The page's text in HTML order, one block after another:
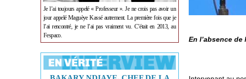
Je l’ai toujours appelé « Professeur ». Je ne crois pas avoir un
jour appelé Maguèye Kassé autrement. La première fois que je
l’ai rencontré, je ne l’ai pas vraiment vu. C’était en 2013, au
Fespaco.
En l’absence